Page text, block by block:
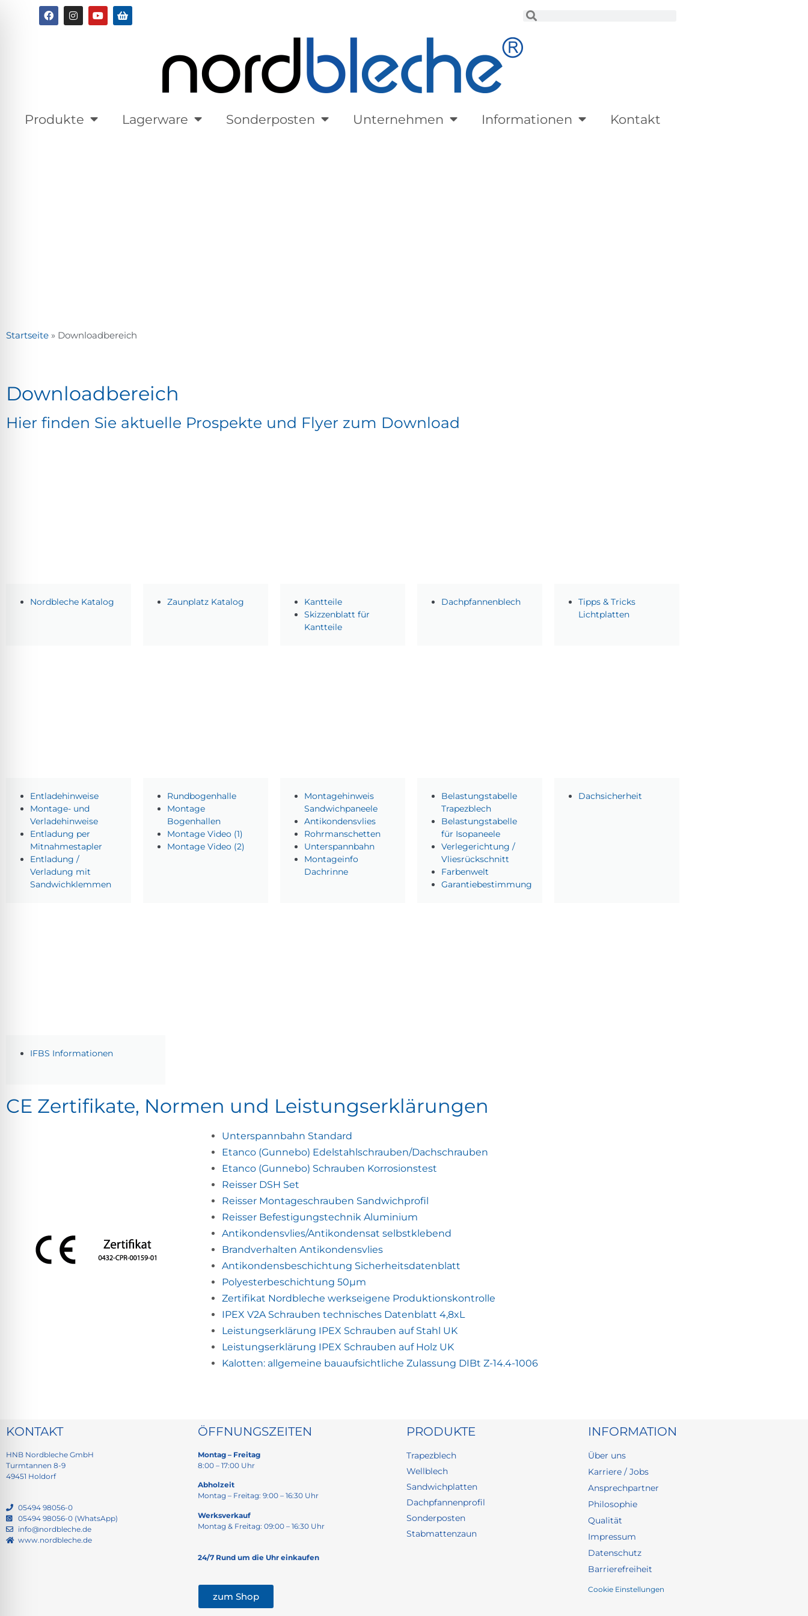
Produkte Lagerware Sonderposten Unternehmen Informationen Kontakt
Startseite » Downloadbereich
Downloadbereich
Hier finden Sie aktuelle Prospekte und Flyer zum Download
Nordbleche Katalog Zaunplatz Katalog
Kantteile
Skizzenblatt für
Kantteile
Dachpfannenblech
Tipps & Tricks
Lichtplatten
Entladehinweise
Montage- und
Verladehinweise
Entladung per
Mitnahmestapler
Entladung /
Verladung mit
Sandwichklemmen
Rundbogenhalle
Montage
Bogenhallen
Montage Video (1)
Montage Video (2)
Montagehinweis
Sandwichpaneele
Antikondensvlies
Rohrmanschetten
Unterspannbahn
Montageinfo
Dachrinne
Belastungstabelle
Trapezblech
Belastungstabelle
für Isopaneele
Verlegerichtung /
Vliesrückschnitt
Farbenwelt
Garantiebestimmung
Dachsicherheit
IFBS Informationen
CE Zertifikate, Normen und Leistungserklärungen
Unterspannbahn Standard
Etanco (Gunnebo) Edelstahlschrauben/Dachschrauben
Etanco (Gunnebo) Schrauben Korrosionstest
Reisser DSH Set
Reisser Montageschrauben Sandwichprofil
Reisser Befestigungstechnik Aluminium
Antikondensvlies/Antikondensat selbstklebend
Brandverhalten Antikondensvlies
Antikondensbeschichtung Sicherheitsdatenblatt
Polyesterbeschichtung 50μm
Zertifikat Nordbleche werkseigene Produktionskontrolle
IPEX V2A Schrauben technisches Datenblatt 4,8xL
Leistungserklärung IPEX Schrauben auf Stahl UK
Leistungserklärung IPEX Schrauben auf Holz UK
Kalotten: allgemeine bauaufsichtliche Zulassung DIBt Z-14.4-1006
KONTAKT
HNB Nordbleche GmbH
Turmtannen 8-9
49451 Holdorf
05494 98056-0
05494 98056-0 (WhatsApp)
info@nordbleche.de
www.nordbleche.de
ÖFFNUNGSZEITEN
Montag – Freitag
8:00 – 17:00 Uhr
Abholzeit
Montag – Freitag: 9:00 – 16:30 Uhr
Werksverkauf
Montag & Freitag: 09:00 – 16:30 Uhr
24/7 Rund um die Uhr einkaufen
zum Shop
PRODUKTE
Trapezblech
Wellblech
Sandwichplatten
Dachpfannenprofil
Sonderposten
Stabmattenzaun
INFORMATION
Über uns
Karriere / Jobs
Ansprechpartner
Philosophie
Qualität
Impressum
Datenschutz
Barrierefreiheit
Cookie Einstellungen